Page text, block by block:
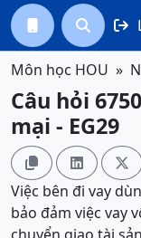
 
Môn học HOU
Câu hỏi
mại - EG29
  
Việc bên đi vay
bảo đảm việc vay